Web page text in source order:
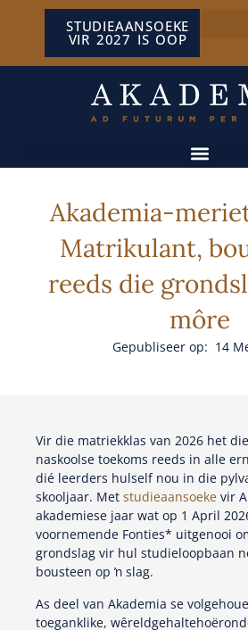
STUDIEAANSOEKE
VIR 2027 IS OOP
Akademia-
Matrikulant,
reeds die
môre
Gepubliseer op: 14
Vir die matriekklas van 2026 het
naskoolse toekoms reeds in alle
dié leerders hulself nou in die
skooljaar. Met studieaansoeke vir
akademiese jaar wat op 1 April
voornemende Fonties* uitgenooi
grondslag vir hul studieloopbaan
bousteen op ŉ slag.
As deel van Akademia se
toeganklike,